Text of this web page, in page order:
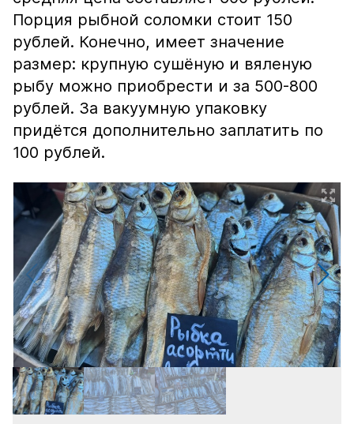
Порция рыбной соломки стоит 150
рублей. Конечно, имеет значение
размер: крупную сушёную и вяленую
рыбу можно приобрести и за 500-800
рублей. За вакуумную упаковку
придётся дополнительно заплатить по
100 рублей.